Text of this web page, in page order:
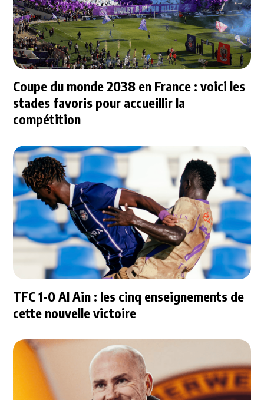
Coupe du monde 2038 en France : voici les
stades favoris pour accueillir la
compétition
TFC 1-0 Al Ain : les cinq enseignements de
cette nouvelle victoire